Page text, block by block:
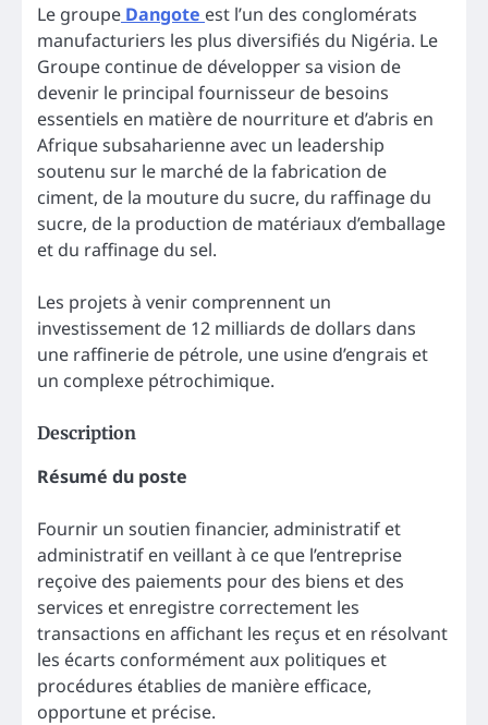
Le groupe Dangote est l’un des conglomérats
manufacturiers les plus diversifiés du Nigéria. Le
Groupe continue de développer sa vision de
devenir le principal fournisseur de besoins
essentiels en matière de nourriture et d’abris en
Afrique subsaharienne avec un leadership
soutenu sur le marché de la fabrication de
ciment, de la mouture du sucre, du raffinage du
sucre, de la production de matériaux d’emballage
et du raffinage du sel.
Les projets à venir comprennent un
investissement de 12 milliards de dollars dans
une raffinerie de pétrole, une usine d’engrais et
un complexe pétrochimique.
Description
Résumé du poste
Fournir un soutien financier, administratif et
administratif en veillant à ce que l’entreprise
reçoive des paiements pour des biens et des
services et enregistre correctement les
transactions en affichant les reçus et en résolvant
les écarts conformément aux politiques et
procédures établies de manière efficace,
opportune et précise.